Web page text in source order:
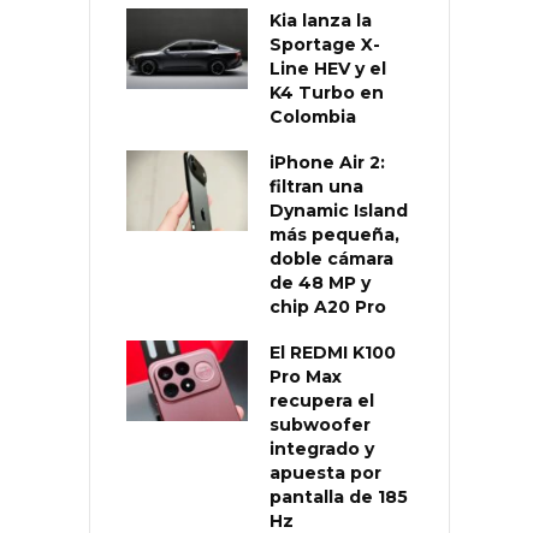
Kia lanza la
Sportage X-
Line HEV y el
K4 Turbo en
Colombia
iPhone Air 2:
filtran una
Dynamic Island
más pequeña,
doble cámara
de 48 MP y
chip A20 Pro
El REDMI K100
Pro Max
recupera el
subwoofer
integrado y
apuesta por
pantalla de 185
Hz